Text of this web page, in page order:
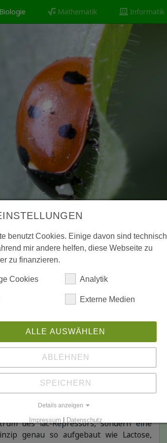
Biologie Mathematik Informatik
Lactose
Lactose
das ausGlucose(Traubenzucker) und
miteinander verbunden sind.
bzw. lac-
des lac-Repressors, sondern eine
genau so aufgebaut wie Lactose,
benutzt Cookies. Einige davon sind technisch
mir andere helfen, diese Webseite zu
zu finanzieren.
Cookies Analytik
Externe Medien
ALLE AUSWÄHLEN
ABLEHNEN
SPEICHERN
Details anzeigen
Impressum Datenschutz